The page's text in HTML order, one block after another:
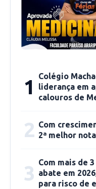
Lindolfo
Foto: Romário
1
Colégio
liderança em
calouros de
2 Com
2ª melhor
3 Com mais de
abate em
para risco de